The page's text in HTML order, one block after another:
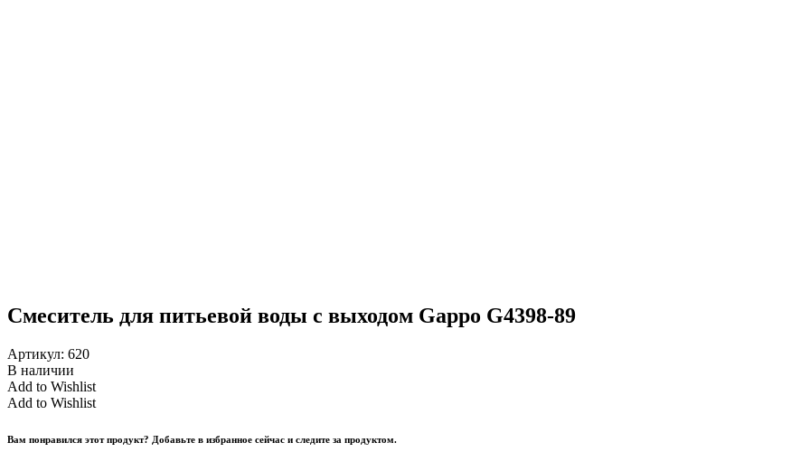
Смеситель для питьевой воды с выходом Gappo G4398-89
Артикул: 620
В наличии
Add to Wishlist
Add to Wishlist
Вам понравился этот продукт? Добавьте в избранное сейчас и следите за продуктом.